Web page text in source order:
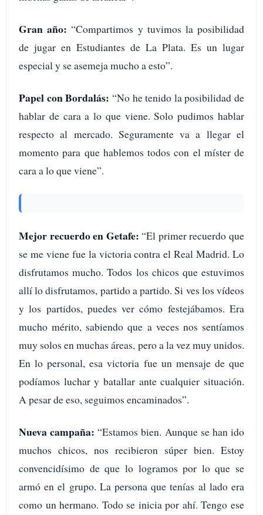
Gran año:“Compartimos y tuvimos la posibilidad
de jugar en Estudiantes de La Plata. Es un lugar
especial y se asemeja mucho a esto”.
Papel con Bordalás: “No he tenido la posibilidad de
hablar de cara a lo que viene. Solo pudimos hablar
respecto al mercado. Seguramente va a llegar el
momento para que hablemos todos con el míster de
cara a lo que viene”.
Mejor recuerdo en Getafe:“El primer recuerdo que
se me viene fue la victoria contra el Real Madrid. Lo
disfrutamos mucho. Todos los chicos que estuvimos
allí lo disfrutamos, partido a partido. Si ves los vídeos
y los partidos, puedes ver cómo festejábamos. Era
mucho mérito, sabiendo que a veces nos sentíamos
muy solos en muchas áreas, pero a la vez muy unidos.
En lo personal, esa victoria fue un mensaje de que
podíamos luchar y batallar ante cualquier situación.
A pesar de eso, seguimos encaminados”.
Nueva campaña:“Estamos bien. Aunque se han ido
muchos chicos, nos recibieron súper bien. Estoy
convencidísimo de que lo logramos por lo que se
armó en el grupo. La persona que tenías al lado era
como un hermano. Todo se inicia por ahí. Tengo ese